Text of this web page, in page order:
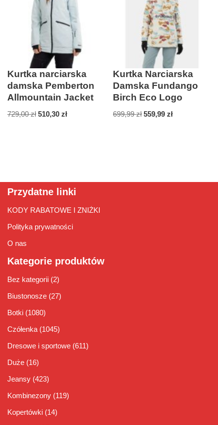
Kurtka narciarska
damska Pemberton
Allmountain Jacket
729,00zł 510,30 zł
Kurtka Narciarska
Damska Fundango
Birch Eco Logo
699,99zł 559,99zł
Przydatne linki
KODY RABATOWE I ZNIŻKI
Polityka prywatności
O nas
Kategorie produktów
Bez kategorii (2)
Biustonosze (27)
Botki (1080)
Czółenka (1045)
Dresowe i sportowe (611)
Duże (16)
Jeansy (423)
Kombinezony (119)
Kopertówki (14)